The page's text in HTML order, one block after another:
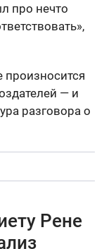
про нечто
произносится
— и
разговора о
Рене